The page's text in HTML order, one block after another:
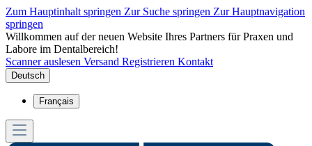
Zum Hauptinhalt springen Zur Suche springen Zur Hauptnavigation
springen
Willkommen auf der neuen Website Ihres Partners für Praxen und
Labore im Dentalbereich!
Scanner auslesen Versand Registrieren Kontakt
Deutsch
Français